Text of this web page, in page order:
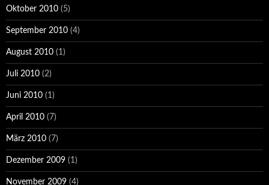
Oktober 2010 (5)
September 2010 (4)
August 2010 (1)
Juli 2010 (2)
Juni 2010 (1)
April 2010 (7)
März 2010 (7)
Dezember 2009 (1)
November 2009 (4)